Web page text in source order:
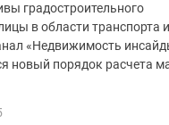
градостроительного
в области транспорта
«Недвижимость
новый порядок расчета